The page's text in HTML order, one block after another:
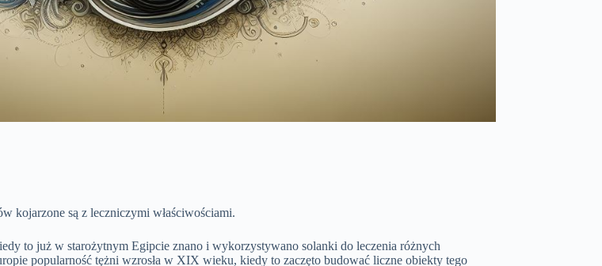
kojarzone są z leczniczymi właściwościami.
to już w starożytnym Egipcie znano i wykorzystywano solanki do leczenia różnych
popularność tężni wzrosła w XIX wieku, kiedy to zaczęto budować liczne obiekty tego